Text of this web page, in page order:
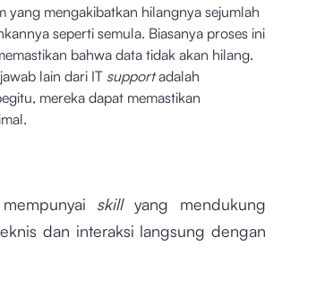
yang mengakibatkan hilangnya sejumlah
seperti semula. Biasanya proses ini
bahwa data tidak akan hilang.
lain dari IT supportadalah
mereka dapat memastikan
skillyang mendukung
dan interaksi langsung dengan